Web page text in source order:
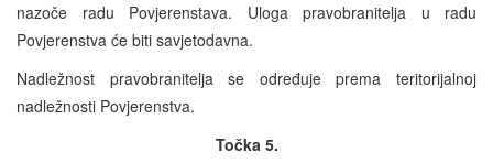
nazoče radu Povjerenstava. Uloga pravobranitelja u radu
Povjerenstva će biti savjetodavna.
Nadležnost pravobranitelja se određuje prema teritorijalnoj
nadležnosti Povjerenstva.
Točka 5.